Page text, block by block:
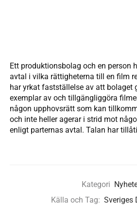
Ett produktionsbolag och en person
avtal i vilka rättigheterna till en film
har yrkat fastställelse av att bolaget
exemplar av och tillgängliggöra
någon upphovsrätt som kan
och inte heller agerar i strid mot
enligt parternas avtal. Talan har
Kategori
Källa och Tag: Sveriges